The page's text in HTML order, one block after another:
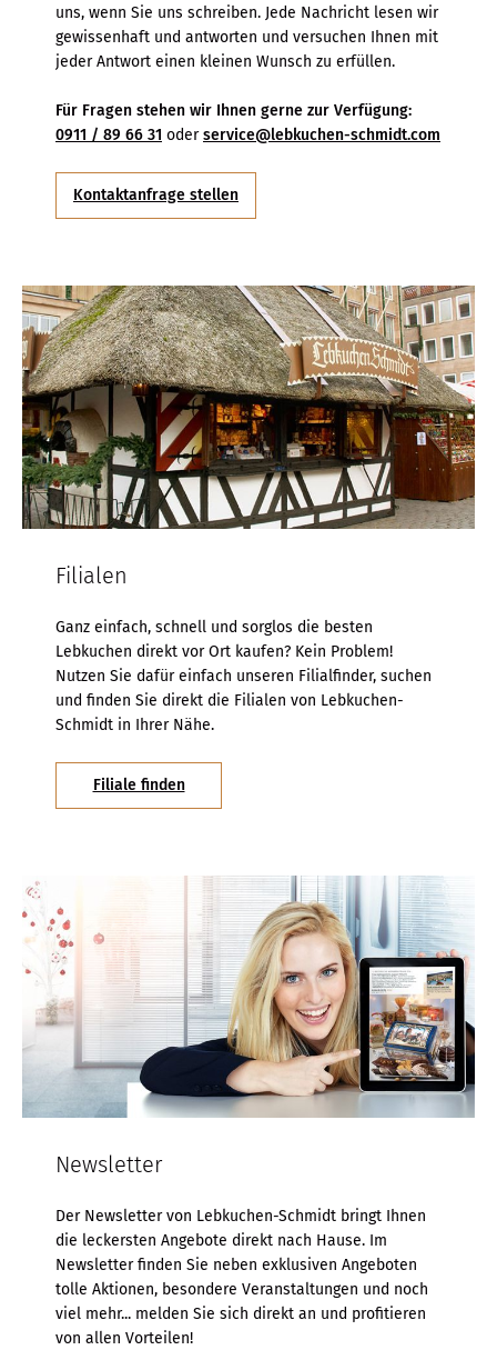
uns, wenn Sie uns schreiben. Jede Nachricht lesen wir
gewissenhaft und antworten und versuchen Ihnen mit
jeder Antwort einen kleinen Wunsch zu erfüllen.
Für Fragen stehen wir Ihnen gerne zur Verfügung:
0911 / 89 66 31 oderservice@lebkuchen-schmidt.com
Kontaktanfrage stellen
Filialen
Ganz einfach, schnell und sorglos die besten
Lebkuchen direkt vor Ort kaufen? Kein Problem!
Nutzen Sie dafür einfach unseren Filialfinder, suchen
und finden Sie direkt die Filialen von Lebkuchen-
Schmidt in Ihrer Nähe.
Filiale finden
Newsletter
Der Newsletter von Lebkuchen-Schmidt bringt Ihnen
die leckersten Angebote direkt nach Hause. Im
Newsletter finden Sie neben exklusiven Angeboten
tolle Aktionen, besondere Veranstaltungen und noch
viel mehr... melden Sie sich direkt an und profitieren
von allen Vorteilen!